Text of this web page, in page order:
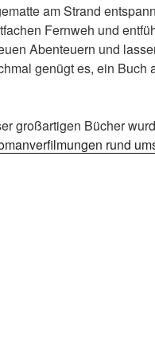
am Strand
Fernweh und
Abenteuern und
genügt es, ein
großartigen Bücher
rund